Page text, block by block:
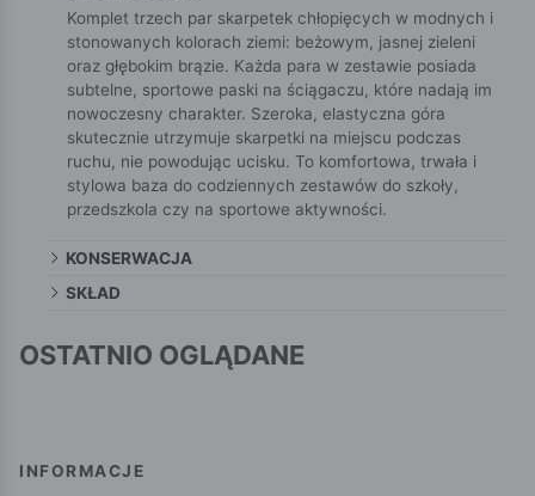
Komplet trzech par skarpetek chłopięcych w modnych i
stonowanych kolorach ziemi: beżowym, jasnej zieleni
oraz głębokim brązie. Każda para w zestawie posiada
subtelne, sportowe paski na ściągaczu, które nadają im
nowoczesny charakter. Szeroka, elastyczna góra
skutecznie utrzymuje skarpetki na miejscu podczas
ruchu, nie powodując ucisku. To komfortowa, trwała i
stylowa baza do codziennych zestawów do szkoły,
przedszkola czy na sportowe aktywności.
KONSERWACJA
SKŁAD
OSTATNIO OGLĄDANE
INFORMACJE